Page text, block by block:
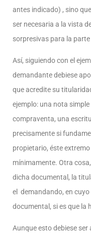
antes indicado) , sino
ser necesaria a la vista
sorpresivas para la
Así, siguiendo con el
demandante debiese
que acredite su
ejemplo: una nota
compraventa, una
precisamente si
propietario, éste
mínimamente. Otra
dicha documental, la
el demandando, en
documental, si es que la
Aunque esto debiese